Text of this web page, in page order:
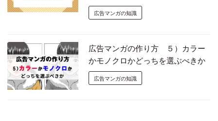
広告マンガの知識
広告マンガの作り方 ５）カラー
かモノクロかどっちを選ぶべきか
広告マンガの知識